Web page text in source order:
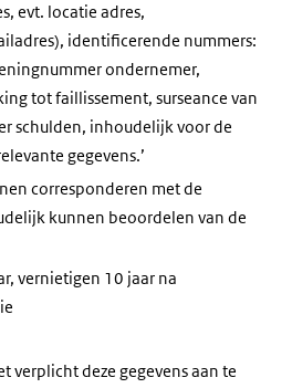
evt. locatie adres,
identificerende nummers:
ondernemer,
tot faillissement, surseance van
schulden, inhoudelijk voor de
gegevens.’
corresponderen met de
kunnen beoordelen van de
vernietigen 10 jaar na
verplicht deze gegevens aan te